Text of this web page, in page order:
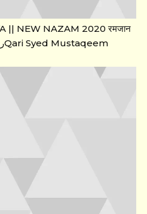
|| NEW NAZAM 2020 रमजान
फिर से आया || رمضان پھر سے آیاQari Syed Mustaqeem